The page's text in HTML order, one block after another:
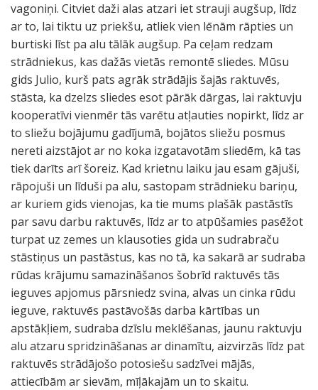
vagoniņi. Citviet daži alas atzari iet strauji augšup, līdz
ar to, lai tiktu uz priekšu, atliek vien lēnām rāpties un
burtiski līst pa alu tālāk augšup. Pa ceļam redzam
strādniekus, kas dažās vietās remontē sliedes. Mūsu
gids Julio, kurš pats agrāk strādājis šajās raktuvēs,
stāsta, ka dzelzs sliedes esot pārāk dārgas, lai raktuvju
kooperatīvi vienmēr tās varētu atļauties nopirkt, līdz ar
to sliežu bojājumu gadījumā, bojātos sliežu posmus
nereti aizstājot ar no koka izgatavotām sliedēm, kā tas
tiek darīts arī šoreiz. Kad krietnu laiku jau esam gājuši,
rāpojuši un līduši pa alu, sastopam strādnieku bariņu,
ar kuriem gids vienojas, ka tie mums plašāk pastāstīs
par savu darbu raktuvēs, līdz ar to atpūšamies pasēžot
turpat uz zemes un klausoties gida un sudrabraču
stāstiņus un pastāstus, kas no tā, ka sakarā ar sudraba
rūdas krājumu samazināšanos šobrīd raktuvēs tās
ieguves apjomus pārsniedz svina, alvas un cinka rūdu
ieguve, raktuvēs pastāvošās darba kārtības un
apstākļiem, sudraba dzīslu meklēšanas, jaunu raktuvju
alu atzaru spridzināšanas ar dinamītu, aizvirzās līdz pat
raktuvēs strādājošo potosiešu sadzīvei mājās,
attiecībām ar sievām, mīļākajām un to skaitu.